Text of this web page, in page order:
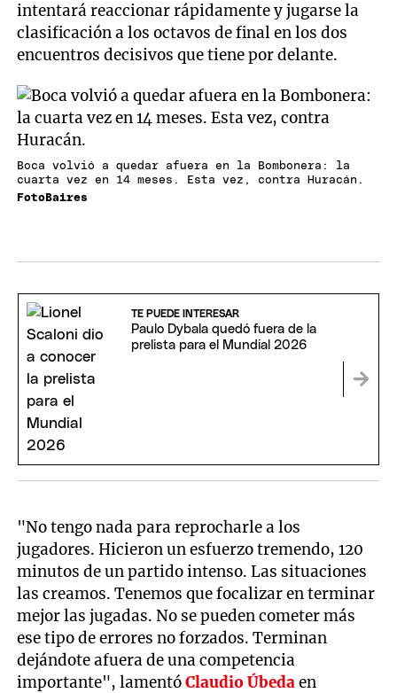
intentará reaccionar rápidamente y jugarse la
clasificación a los octavos de final en los dos
encuentros decisivos que tiene por delante.
Boca volvió a quedar afuera en la Bombonera: la
cuarta vez en 14 meses. Esta vez, contra Huracán.
FotoBaires
TE PUEDE INTERESAR
Paulo Dybala quedó fuera de la
prelista para el Mundial 2026
"No tengo nada para reprocharle a los
jugadores. Hicieron un esfuerzo tremendo, 120
minutos de un partido intenso. Las situaciones
las creamos. Tenemos que focalizar en terminar
mejor las jugadas. No se pueden cometer más
ese tipo de errores no forzados. Terminan
dejándote afuera de una competencia
importante", lamentóClaudio Úbedaen